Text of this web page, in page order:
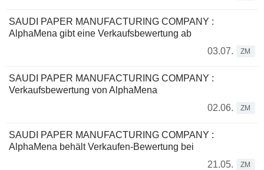
SAUDI PAPER MANUFACTURING COMPANY :
AlphaMena gibt eine Verkaufsbewertung ab
03.07.
ZM
SAUDI PAPER MANUFACTURING COMPANY :
Verkaufsbewertung von AlphaMena
02.06.
ZM
SAUDI PAPER MANUFACTURING COMPANY :
AlphaMena behält Verkaufen-Bewertung bei
21.05.
ZM